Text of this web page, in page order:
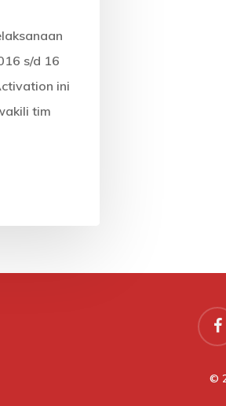
s/d 16
ini
tim
©